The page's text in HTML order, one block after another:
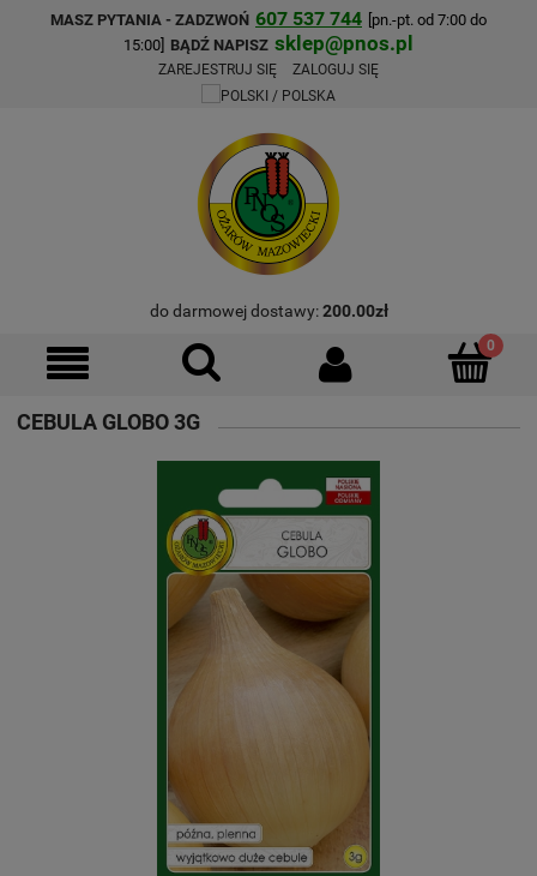
MASZ PYTANIA - ZADZWOŃ 607 537 744 [pn.-pt. od 7:00 do
15:00] BĄDŹ NAPISZ sklep@pnos.pl
ZAREJESTRUJ SIĘ ZALOGUJ SIĘ
do darmowej dostawy:200.00zł
CEBULA GLOBO 3G